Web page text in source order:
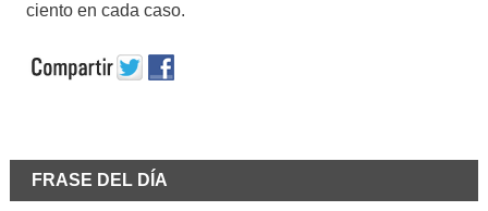
ciento en cada caso.
FRASE DEL DÍA